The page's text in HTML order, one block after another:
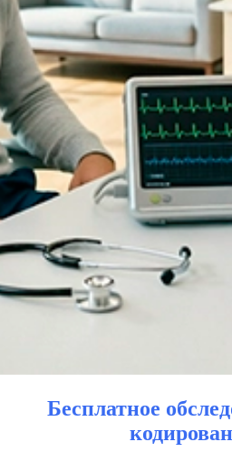
Бесплатное